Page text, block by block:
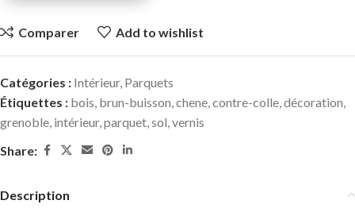
Comparer Add to wishlist
Catégories : Intérieur, Parquets
Étiquettes : bois brun-buisson chene contre-colle décoration
grenoble intérieur, parquet sol vernis
Share:
Description